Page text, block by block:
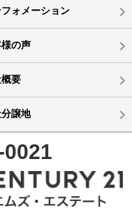
ォメーション
の声
要
分譲地